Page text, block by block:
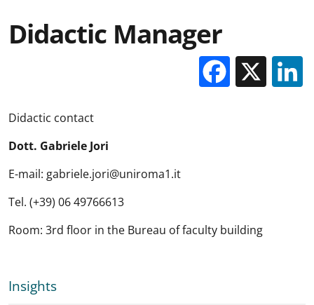
Didactic Manager
X
Didactic contact
Dott. Gabriele Jori
E-mail: gabriele.jori@uniroma1.it
Tel. (+39) 06 49766613
Room: 3rd floor in the Bureau of faculty building
Insights